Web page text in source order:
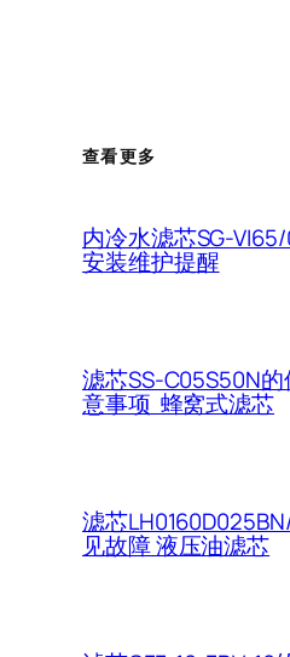
查看更多
内冷水滤芯SG-
安装维护提醒
滤芯SS-C05S50N
意事项 蜂窝式滤芯
滤芯
见故障 液压油滤芯